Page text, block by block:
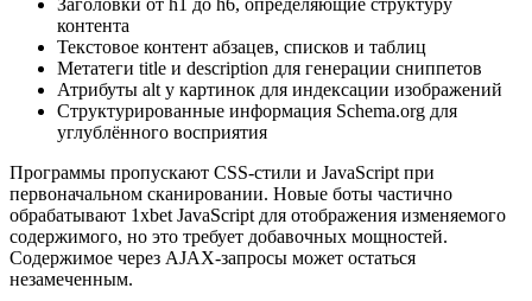
контента
Текстовое контент абзацев, списков и таблиц
Метатеги title и description для генерации сниппетов
Атрибуты alt у картинок для индексации изображений
Структурированные информация Schema.org для
углублённого восприятия
Программы пропускают CSS-стили и JavaScript при
первоначальном сканировании. Новые боты частично
обрабатывают 1xbet JavaScript для отображения изменяемого
содержимого, но это требует добавочных мощностей.
Содержимое через AJAX-запросы может остаться
незамеченным.